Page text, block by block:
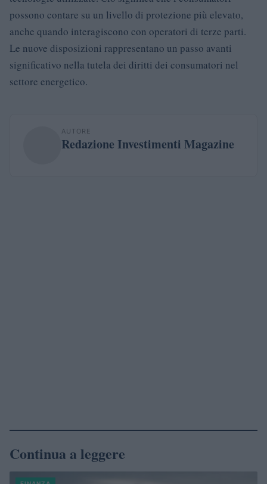
possono contare su un livello di protezione più elevato,
anche quando interagiscono con operatori di terze parti.
Le nuove disposizioni rappresentano un passo avanti
significativo nella tutela dei diritti dei consumatori nel
settore energetico.
AUTORE
Redazione Investimenti Magazine
Continua a leggere